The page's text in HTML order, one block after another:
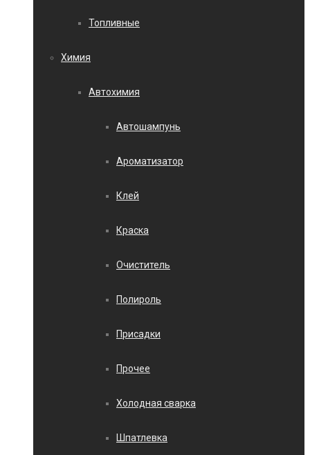
Топливные
Химия
Автохимия
Автошампунь
Ароматизатор
Клей
Краска
Очиститель
Полироль
Присадки
Прочее
Холодная сварка
Шпатлевка